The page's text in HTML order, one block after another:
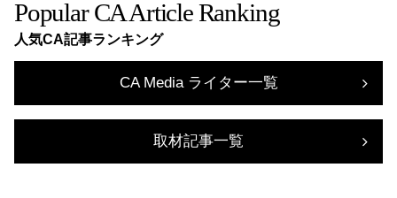
Popular CA Article Ranking
人気CA記事ランキング
CA Media ライター一覧
取材記事一覧